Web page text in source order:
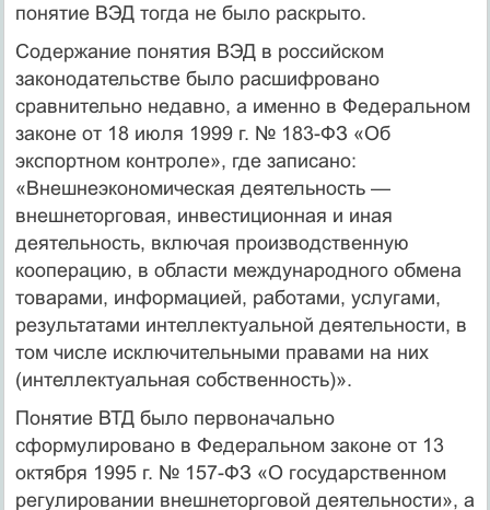
понятие ВЭД тогда не было раскрыто.
Содержание понятия ВЭД в российском
законодательстве было расшиф­ровано
сравнительно недавно, а имен­но в Федеральном
законе от 18 июля 1999 г. № 183-ФЗ «Об
экспортном контроле», где записано:
«Внешнеэкономическая деятельность —
внешнеторговая, инвестиционная и иная
деятельность, включая про­изводственную
кооперацию, в области международного обмена
това­рами, информацией, работами, услугами,
результатами интеллекту­альной деятельности, в
том числе исключительными правами на них
(интеллектуальная собственность)».
Понятие ВТД было первоначально
сформулировано в Федераль­ном законе от 13
октября 1995 г. № 157-ФЗ «О государственном
регули­ровании внешнеторговой деятельности», а